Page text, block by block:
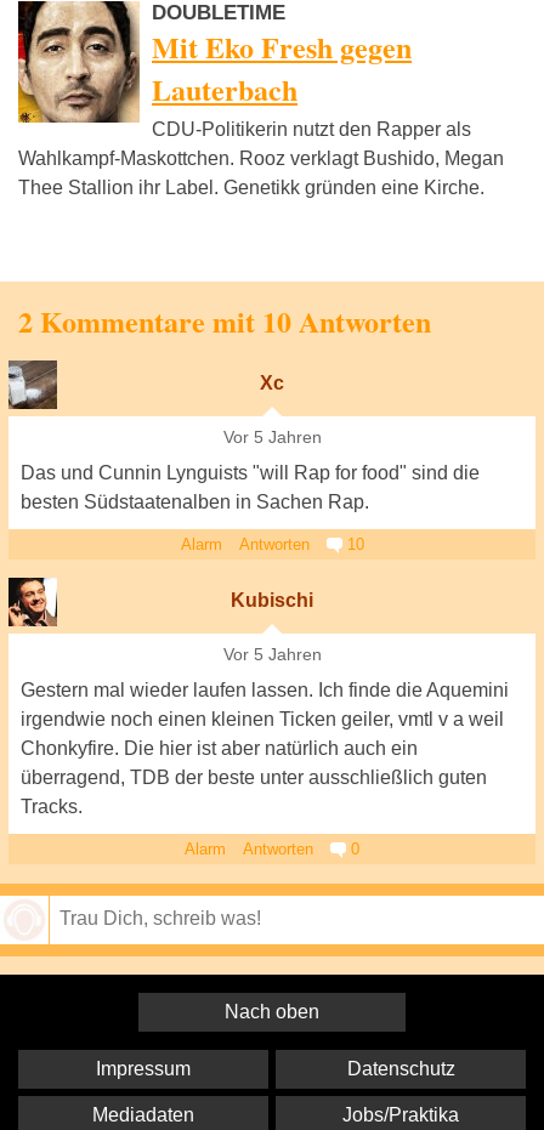
DOUBLETIME
Mit Eko Fresh gegen
Lauterbach
CDU-Politikerin nutzt den Rapper als
Wahlkampf-Maskottchen. Rooz verklagt Bushido, Megan
Thee Stallion ihr Label. Genetikk gründen eine Kirche.
2 Kommentare mit 10 Antworten
Xc
Vor 5 Jahren
Das und Cunnin Lynguists "will Rap for food" sind die
besten Südstaatenalben in Sachen Rap.
Alarm Antworten 10
Kubischi
Vor 5 Jahren
Gestern mal wieder laufen lassen. Ich finde die Aquemini
irgendwie noch einen kleinen Ticken geiler, vmtl v a weil
Chonkyfire. Die hier ist aber natürlich auch ein
überragend, TDB der beste unter ausschließlich guten
Tracks.
Alarm Antworten 0
Nach oben
Impressum Datenschutz
Mediadaten Jobs/Praktika